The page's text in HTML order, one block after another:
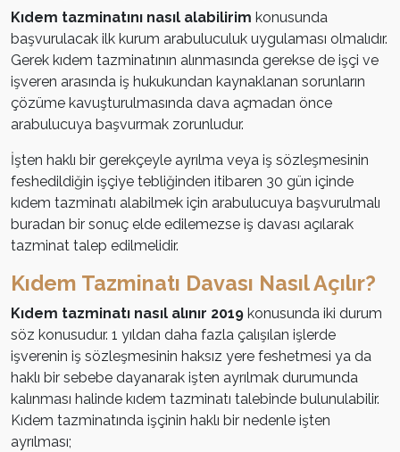
Kıdem tazminatını nasıl alabilirim konusunda
başvurulacak ilk kurum arabuluculuk uygulaması olmalıdır.
Gerek kıdem tazminatının alınmasında gerekse de işçi ve
işveren arasında iş hukukundan kaynaklanan sorunların
çözüme kavuşturulmasında dava açmadan önce
arabulucuya başvurmak zorunludur.
İşten haklı bir gerekçeyle ayrılma veya iş sözleşmesinin
feshedildiğin işçiye tebliğinden itibaren 30 gün içinde
kıdem tazminatı alabilmek için arabulucuya başvurulmalı
buradan bir sonuç elde edilemezse iş davası açılarak
tazminat talep edilmelidir.
Kıdem Tazminatı Davası Nasıl Açılır?
Kıdem tazminatı nasıl alınır 2019 konusunda iki durum
söz konusudur. 1 yıldan daha fazla çalışılan işlerde
işverenin iş sözleşmesinin haksız yere feshetmesi ya da
haklı bir sebebe dayanarak işten ayrılmak durumunda
kalınması halinde kıdem tazminatı talebinde bulunulabilir.
Kıdem tazminatında işçinin haklı bir nedenle işten
ayrılması;